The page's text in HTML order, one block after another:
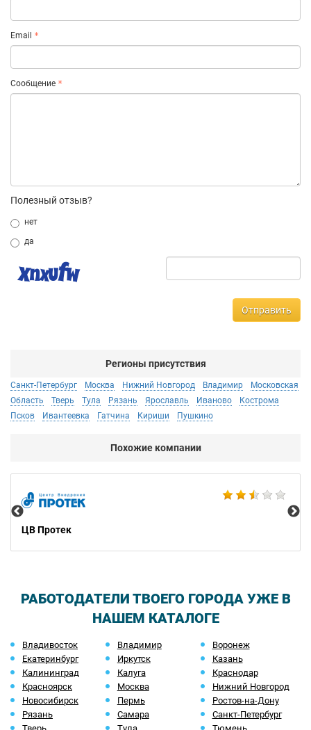
Email
Сообщение
Полезный отзыв?
нет
да
Отправить
Регионы присутствия
Санкт-Петербург Москва Нижний Новгород Владимир
Московская
Область
Тверь Тула Рязань Ярославль Иваново
Кострома
Псков
Ивантеевка Гатчина Кириши Пушкино
Похожие компании
ЦВ Протек
РАБОТОДАТЕЛИ ТВОЕГО ГОРОДА УЖЕ В
НАШЕМ КАТАЛОГЕ
Владивосток Владимир
Воронеж
Екатеринбург
Иркутск
Казань
Калининград
Калуга
Краснодар
Красноярск
Москва
Нижний Новгород
Новосибирск
Пермь
Ростов-на-Дону
Рязань
Самара
Санкт-Петербург